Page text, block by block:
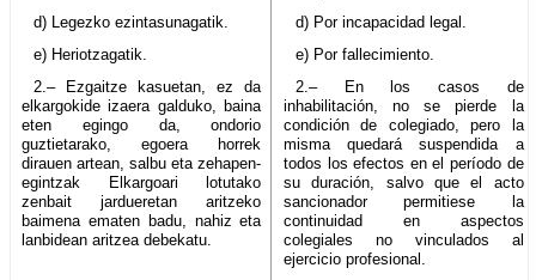
d) Legezko ezintasunagatik.
d) Por incapacidad legal.
e) Heriotzagatik.
e) Por fallecimiento.
2.– Ezgaitze kasuetan, ez da
elkargokide izaera galduko, baina
eten egingo da, ondorio
guztietarako, egoera horrek
dirauen artean, salbu eta zehapen-
egintzak Elkargoari lotutako
zenbait jardueretan aritzeko
baimena ematen badu, nahiz eta
lanbidean aritzea debekatu.
2.– En los casos de
inhabilitación, no se pierde la
condición de colegiado, pero la
misma quedará suspendida a
todos los efectos en el período de
su duración, salvo que el acto
sancionador permitiese la
continuidad en aspectos
colegiales no vinculados al
ejercicio profesional.